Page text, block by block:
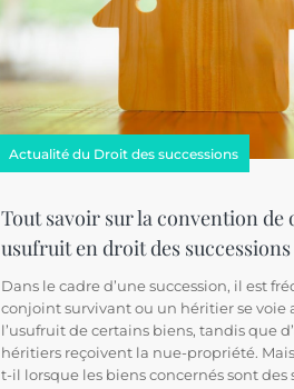
Actualité du Droit des successions
Tout savoir sur la convention de
usufruit en droit des successions
Dans le cadre d’une succession, il est
conjoint survivant ou un héritier se voie
l’usufruit de certains biens, tandis que
héritiers reçoivent la nue-propriété.
t-il lorsque les biens concernés sont des